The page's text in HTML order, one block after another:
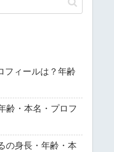
フィールは？年齢
齢・本名・プロフ
の身長・年齢・本